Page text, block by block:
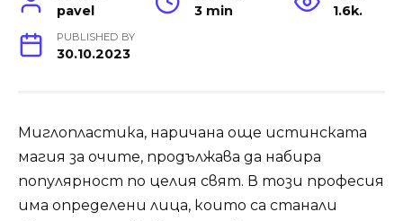
pavel 3 min 1.6k.
PUBLISHED BY
30.10.2023
Миглопластика, наричана още истинската
магия за очите, продължава да набира
популярност по целия свят. В този професия
има определени лица, които са станали